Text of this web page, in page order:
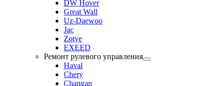
DW Hover
Great Wall
Uz-Daewoo
Jac
Zotye
EXEED
Ремонт рулевого управления
Haval
Chery
Changan